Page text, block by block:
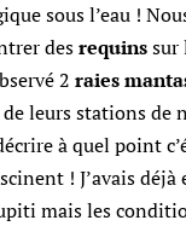
sous l’eau !
desrequinssur
2raies
leurs stations de
à quel point
! J’avais déjà
mais les